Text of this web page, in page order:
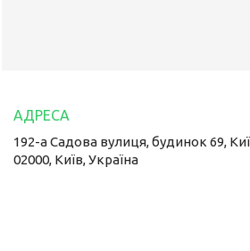
192-а Садова вулиця, будинок 69,
02000, Київ, Україна